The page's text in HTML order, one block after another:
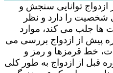
توانایی سنجش و
شخصیت را دارد و نظر
ها جلب می کند، موارد
پیش از ازدواج بررسی می
خط قرمزها و رمز و
قبل از ازدواج به طور کلی